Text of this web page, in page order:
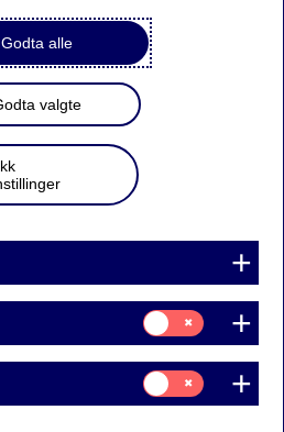
jeg allerede
Godta alle
valgte
Samtykke
til:
Statistikk
Samtykke
til:
Markedsføring